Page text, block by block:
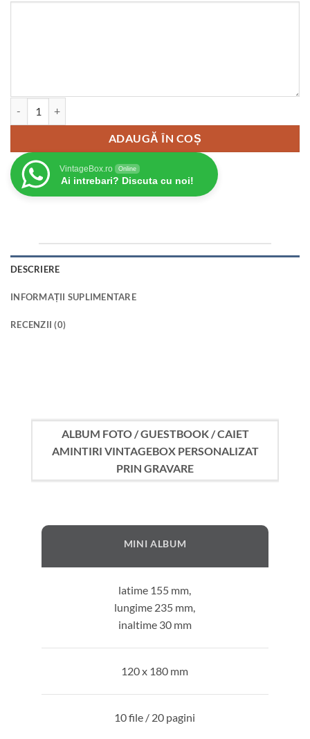
ADAUGĂ ÎN COȘ
VintageBox.ro Online
Ai intrebari? Discuta cu noi!
DESCRIERE
INFORMAȚII SUPLIMENTARE
RECENZII (0)
ALBUM FOTO / GUESTBOOK / CAIET
AMINTIRI VINTAGEBOX PERSONALIZAT
PRIN GRAVARE
MINI ALBUM
latime 155 mm,
lungime 235 mm,
inaltime 30 mm
120 x 180 mm
10 file / 20 pagini